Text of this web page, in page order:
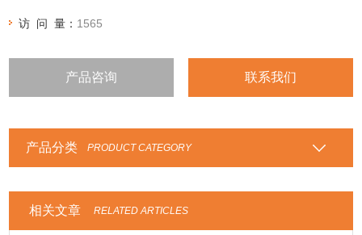
访 问 量： 1565
产品咨询 联系我们
产品分类 PRODUCT CATEGORY
相关文章 RELATED ARTICLES